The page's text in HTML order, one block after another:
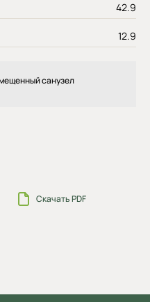
42.9
12.9
санузел
Скачать PDF